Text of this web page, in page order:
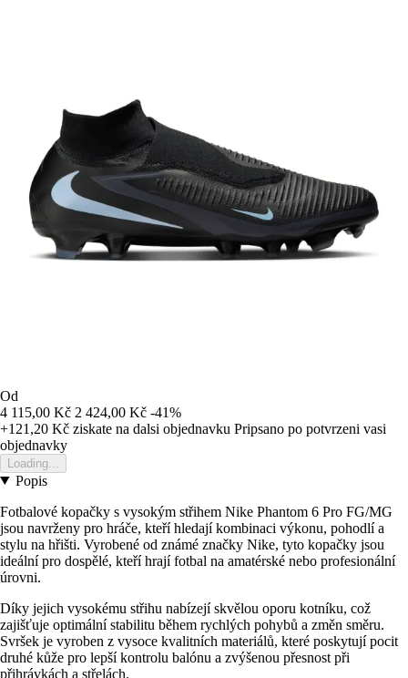
Od
4 115,00 Kč 2 424,00 Kč -41%
+121,20 Kč ziskate na dalsi objednavku Pripsano po potvrzeni vasi
objednavky
Loading...
Popis
Fotbalové kopačky s vysokým střihem Nike Phantom 6 Pro FG/MG
jsou navrženy pro hráče, kteří hledají kombinaci výkonu, pohodlí a
stylu na hřišti. Vyrobené od známé značky Nike, tyto kopačky jsou
ideální pro dospělé, kteří hrají fotbal na amatérské nebo profesionální
úrovni.
Díky jejich vysokému střihu nabízejí skvělou oporu kotníku, což
zajišťuje optimální stabilitu během rychlých pohybů a změn směru.
Svršek je vyroben z vysoce kvalitních materiálů, které poskytují pocit
druhé kůže pro lepší kontrolu balónu a zvýšenou přesnost při
přihrávkách a střelách.